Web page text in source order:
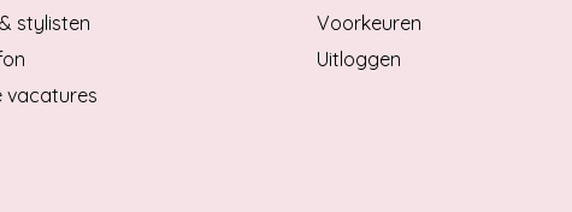
stylisten
vacatures
Voorkeuren
Uitloggen